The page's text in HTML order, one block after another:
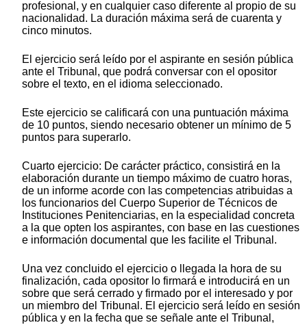
profesional, y en cualquier caso diferente al propio de su
nacionalidad. La duración máxima será de cuarenta y
cinco minutos.
El ejercicio será leído por el aspirante en sesión pública
ante el Tribunal, que podrá conversar con el opositor
sobre el texto, en el idioma seleccionado.
Este ejercicio se calificará con una puntuación máxima
de 10 puntos, siendo necesario obtener un mínimo de 5
puntos para superarlo.
Cuarto ejercicio: De carácter práctico, consistirá en la
elaboración durante un tiempo máximo de cuatro horas,
de un informe acorde con las competencias atribuidas a
los funcionarios del Cuerpo Superior de Técnicos de
Instituciones Penitenciarias, en la especialidad concreta
a la que opten los aspirantes, con base en las cuestiones
e información documental que les facilite el Tribunal.
Una vez concluido el ejercicio o llegada la hora de su
finalización, cada opositor lo firmará e introducirá en un
sobre que será cerrado y firmado por el interesado y por
un miembro del Tribunal. El ejercicio será leído en sesión
pública y en la fecha que se señale ante el Tribunal,